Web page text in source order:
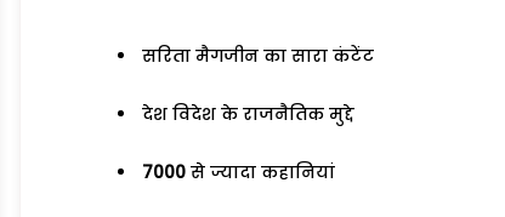
सरिता मैगजीन का सारा कंटेंट
देश विदेश के राजनैतिक मुद्दे
7000 से ज्यादा कहानियां